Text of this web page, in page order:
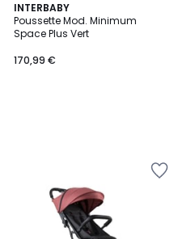
INTERBABY
Poussette Mod. Minimum
Space Plus Vert
170,99 €